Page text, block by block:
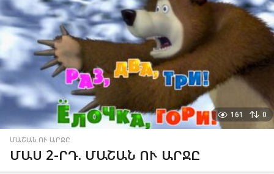
161 0
ՄԱՇԱՆ ՈՒ ԱՐՋԸ
ՄԱՍ 2-ՐԴ. ՄԱՇԱՆ ՈՒ ԱՐՋԸ